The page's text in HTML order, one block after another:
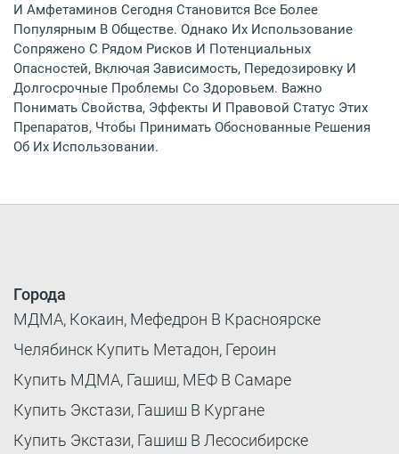
И Амфетаминов Сегодня Становится Все Более
Популярным В Обществе. Однако Их Использование
Сопряжено С Рядом Рисков И Потенциальных
Опасностей, Включая Зависимость, Передозировку И
Долгосрочные Проблемы Со Здоровьем. Важно
Понимать Свойства, Эффекты И Правовой Статус Этих
Препаратов, Чтобы Принимать Обоснованные Решения
Об Их Использовании.
Города
МДМА, Кокаин, Мефедрон В Красноярске
Челябинск Купить Метадон, Героин
Купить МДМА, Гашиш, МЕФ В Самаре
Купить Экстази, Гашиш В Кургане
Купить Экстази, Гашиш В Лесосибирске